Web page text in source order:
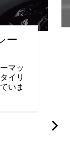
ー
マッ
イリ
いま